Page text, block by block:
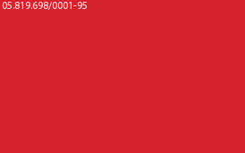
05.819.698/0001-95